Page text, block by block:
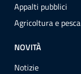
Appalti pubblici
Agricoltura e pesca
NOVITÀ
Notizie